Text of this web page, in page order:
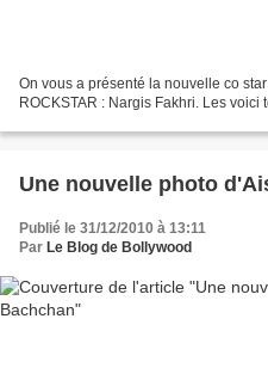
On vous a présenté la nouvelle co
ROCKSTAR : Nargis Fakhri. Les
Une nouvelle photo
Publié le 31/12/2010 à 13:11
Par Le Blog de Bollywood